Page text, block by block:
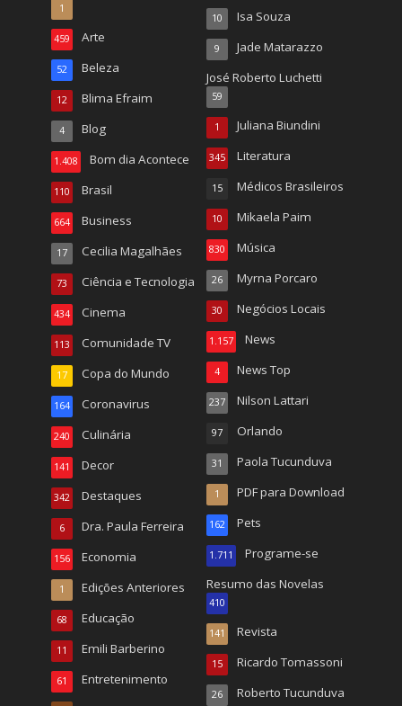
1
Arte
459
Beleza
52
Blima Efraim
12
Blog
4
Bom dia Acontece
1.408
Brasil
110
Business
664
Cecilia Magalhães
17
Ciência e Tecnologia
73
Cinema
434
Comunidade TV
113
Copa do Mundo
17
Coronavirus
164
Culinária
240
Decor
141
Destaques
342
Dra. Paula Ferreira
6
Economia
156
Edições Anteriores
1
Educação
68
Emili Barberino
11
Entretenimento
61
Isa Souza
10
Jade Matarazzo
9
José Roberto Luchetti
59
Juliana Biundini
1
Literatura
345
Médicos Brasileiros
15
Mikaela Paim
10
Música
830
Myrna Porcaro
26
Negócios Locais
30
News
1.157
News Top
4
Nilson Lattari
237
Orlando
97
Paola Tucunduva
31
PDF para Download
1
Pets
162
Programe-se
1.711
Resumo das Novelas
410
Revista
141
Ricardo Tomassoni
15
Roberto Tucunduva
26